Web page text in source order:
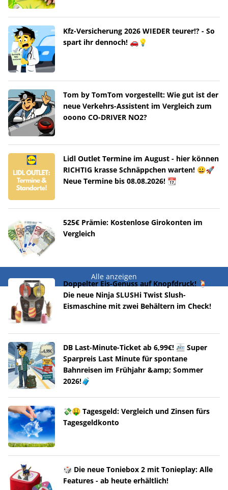
Kfz-Versicherung 2026 WIEDER teurer!? - So
spart ihr dennoch! 🚗💡
Tom by TomTom vorgestellt: Wie gut ist der
neue Verkehrs-Assistent im Vergleich zum
ooono CO-DRIVER NO2?
Lidl Outlet Termine im August - hier können
RICHTIG krasse Schnäppchen warten! 😀🚀
Neue Termine bis 08.08.2026! 📆
525€ Prämie: Kostenlose Girokonten im
Vergleich
Alle anzeigen
Doppelter Eis-Genuss auf Knopfdruck! 🍹
Die neue Ninja SLUSHi Twist Slush-
Eismaschine mit zwei Behältern im Check!
DB Last-Minute-Ticket ab 6,99€! 🚈 Super
Sparpreis Last Minute für spontane
Bahnreisen im Frühjahr &amp; Sommer
2026!🧳
💸🤑 Tagesgeld: Vergleich und Zinsen fürs
Tagesgeldkonto
🎲 Die neue Toniebox 2 mit Tonieplay: Alle
Features - ab heute erhältlich!